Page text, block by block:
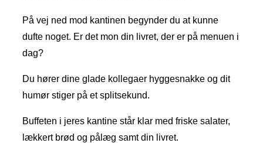
På vej ned mod kantinen begynder du at kunne
dufte noget. Er det mon din livret, der er på menuen i
dag?
Du hører dine glade kollegaer hyggesnakke og dit
humør stiger på et splitsekund.
Buffeten i jeres kantine står klar med friske salater,
lækkert brød og pålæg samt din livret.